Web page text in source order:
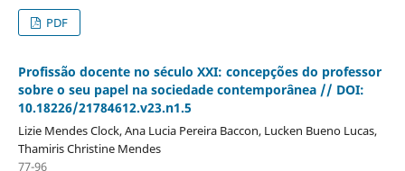
PDF
Profissão docente no século XXI: concepções do professor
sobre o seu papel na sociedade contemporânea // DOI:
10.18226/21784612.v23.n1.5
Lizie Mendes Clock, Ana Lucia Pereira Baccon, Lucken Bueno Lucas,
Thamiris Christine Mendes
77-96